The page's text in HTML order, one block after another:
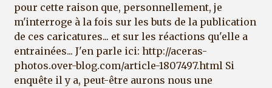
pour cette raison que, personnellement, je
m'interroge à la fois sur les buts de la publication
de ces caricatures... et sur les réactions qu'elle a
entrainées... J'en parle ici: http://aceras-
photos.over-blog.com/article-1807497.html Si
enquête il y a, peut-être aurons nous une